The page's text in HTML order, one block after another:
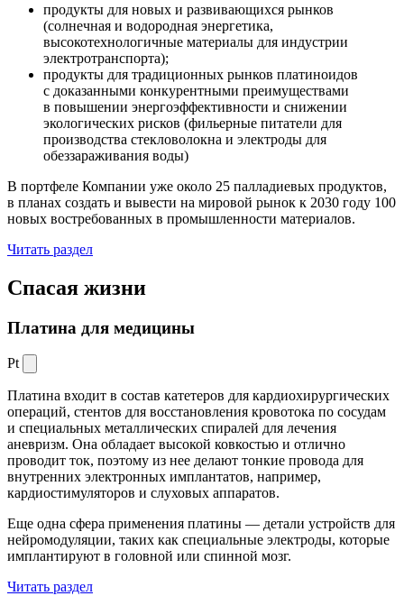
продукты для новых и развивающихся рынков
(солнечная и водородная энергетика,
высокотехнологичные материалы для индустрии
электротранспорта);
продукты для традиционных рынков платиноидов
с доказанными конкурентными преимуществами
в повышении энергоэффективности и снижении
экологических рисков (фильерные питатели для
производства стекловолокна и электроды для
обеззараживания воды)
В портфеле Компании уже около 25 палладиевых продуктов,
в планах создать и вывести на мировой рынок к 2030 году 100
новых востребованных в промышленности материалов.
Читать раздел
Спасая жизни
Платина для медицины
Pt
Платина входит в состав катетеров для кардиохирургических
операций, стентов для восстановления кровотока по сосудам
и специальных металлических спиралей для лечения
аневризм. Она обладает высокой ковкостью и отлично
проводит ток, поэтому из нее делают тонкие провода для
внутренних электронных имплантатов, например,
кардиостимуляторов и слуховых аппаратов.
Еще одна сфера применения платины — детали устройств для
нейромодуляции, таких как специальные электроды, которые
имплантируют в головной или спинной мозг.
Читать раздел